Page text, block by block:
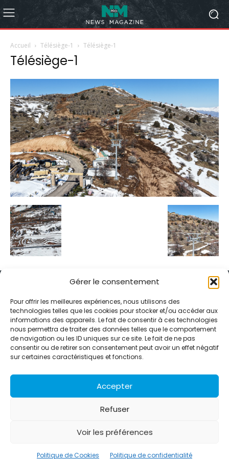
Gérer le consentement
Pour offrir les meilleures expériences, nous utilisons des
technologies telles que les cookies pour stocker et/ou accéder aux
informations des appareils. Le fait de consentir à ces technologies
nous permettra de traiter des données telles que le comportement
de navigation ou les ID uniques sur ce site. Le fait de ne pas
consentir ou de retirer son consentement peut avoir un effet négatif
sur certaines caractéristiques et fonctions.
Accepter
Refuser
Voir les préférences
Politique de Cookies Politique de confidentialité
Accueil Télésiège-1 Télésiège-1
Télésiège-1
Alternative Média est une agence de relations presse et de
relations publiques basée à Grenoble. Depuis 1995, elle conçoit et
pilote des stratégies de visibilité en France et à l’international
grâce à un réseau d’agences partenaires.
Contact International
Références